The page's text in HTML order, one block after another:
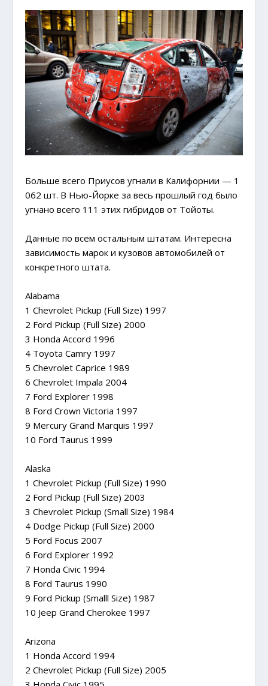
Больше всего Приусов угнали в Калифорнии — 1
062 шт. В Нью-Йорке за весь прошлый год было
угнано всего 111 этих гибридов от Тойоты.
Данные по всем остальным штатам. Интересна
зависимость марок и кузовов автомобилей от
конкретного штата.
Alabama
1 Chevrolet Pickup (Full Size) 1997
2 Ford Pickup (Full Size) 2000
3 Honda Accord 1996
4 Toyota Camry 1997
5 Chevrolet Caprice 1989
6 Chevrolet Impala 2004
7 Ford Explorer 1998
8 Ford Crown Victoria 1997
9 Mercury Grand Marquis 1997
10 Ford Taurus 1999
Alaska
1 Chevrolet Pickup (Full Size) 1990
2 Ford Pickup (Full Size) 2003
3 Chevrolet Pickup (Small Size) 1984
4 Dodge Pickup (Full Size) 2000
5 Ford Focus 2007
6 Ford Explorer 1992
7 Honda Civic 1994
8 Ford Taurus 1990
9 Ford Pickup (Smalll Size) 1987
10 Jeep Grand Cherokee 1997
Arizona
1 Honda Accord 1994
2 Chevrolet Pickup (Full Size) 2005